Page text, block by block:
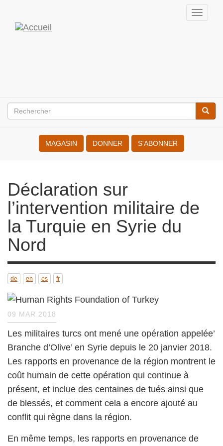
contenu
à
la
Guerre
Search
Rechercher
MAGASIN DONNER S'ABONNER
Déclaration sur l’intervention
militaire de la Turquie en Syrie
du Nord
de en es fr
09 MAR 2018
Les militaires turcs ont mené une opération
appelée’ Branche d’Olive’ en Syrie depuis le 20
janvier 2018. Les rapports en provenance de la
région montrent le coût humain de cette
opération qui continue à présent, et inclue des
centaines de tués ainsi que de blessés, et
comment cela a encore ajouté au conflit qui
règne dans la région.
En même temps, les rapports en provenance de